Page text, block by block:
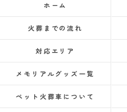
ホーム
火葬までの流れ
対応エリア
メモリアルグッズ一覧
ペット火葬車について